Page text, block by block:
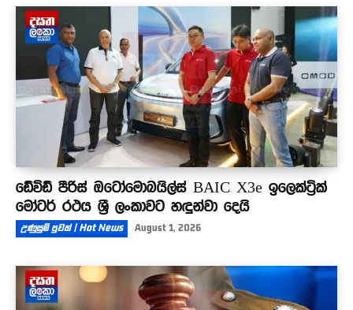
ඩේවිඩ් පීරිස් ඔටෝමොබයිල්ස් BAIC X3e ඉලෙක්ට්‍රික්
මෝටර් රථය ශ්‍රී ලංකාවට හඳුන්වා දෙයි
උණුසුම් පුවත් | Hot News August 1, 2026